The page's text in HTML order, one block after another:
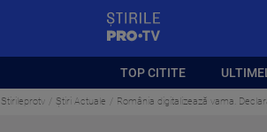
TOP CITITE
Stirileprotv Știri Actuale România digitalizează vama.